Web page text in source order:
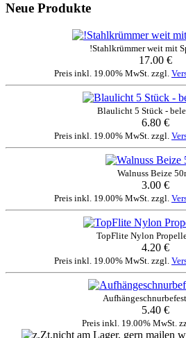
Neue Produkte
!Stahlkrümmer weit mit
17.00 €
Preis inkl. 19.00% MwSt. zzgl.
Blaulicht 5 Stück -
6.80 €
Preis inkl. 19.00% MwSt. zzgl.
Walnuss Beize
3.00 €
Preis inkl. 19.00% MwSt. zzgl.
TopFlite Nylon
4.20 €
Preis inkl. 19.00% MwSt. zzgl.
5.40 €
Preis inkl. 19.00% MwSt.